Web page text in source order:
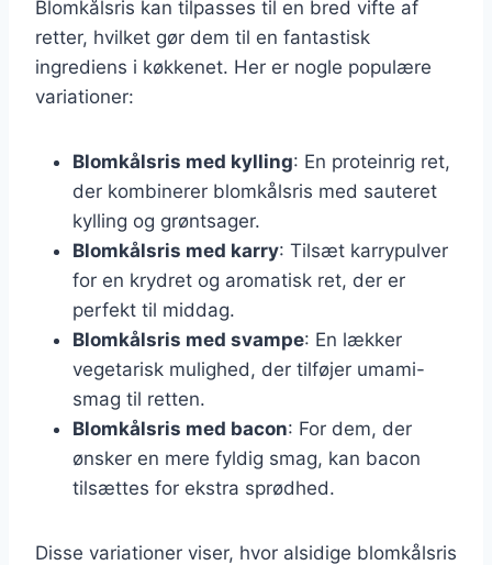
Blomkålsris kan tilpasses til en bred vifte af
retter, hvilket gør dem til en fantastisk
ingrediens i køkkenet. Her er nogle populære
variationer:
Blomkålsris med kylling: En proteinrig ret,
der kombinerer blomkålsris med sauteret
kylling og grøntsager.
Blomkålsris med karry: Tilsæt karrypulver
for en krydret og aromatisk ret, der er
perfekt til middag.
Blomkålsris med svampe: En lækker
vegetarisk mulighed, der tilføjer umami-
smag til retten.
Blomkålsris med bacon: For dem, der
ønsker en mere fyldig smag, kan bacon
tilsættes for ekstra sprødhed.
Disse variationer viser, hvor alsidige blomkålsris